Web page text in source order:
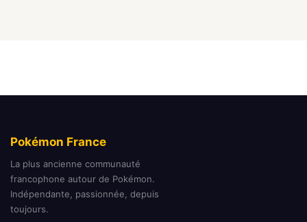
Pokémon France
La plus ancienne communauté
francophone autour de Pokémon.
Indépendante, passionnée, depuis
toujours.